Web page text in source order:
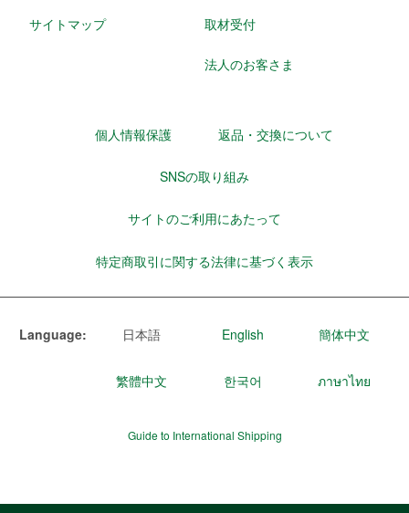
サイトマップ 取材受付
法人のお客さま
個人情報保護 返品・交換について
SNSの取り組み
サイトのご利用にあたって
特定商取引に関する法律に基づく表示
Language: 日本語 English 簡体中文
繁體中文 한국어 ภาษาไทย
Guide to International Shipping